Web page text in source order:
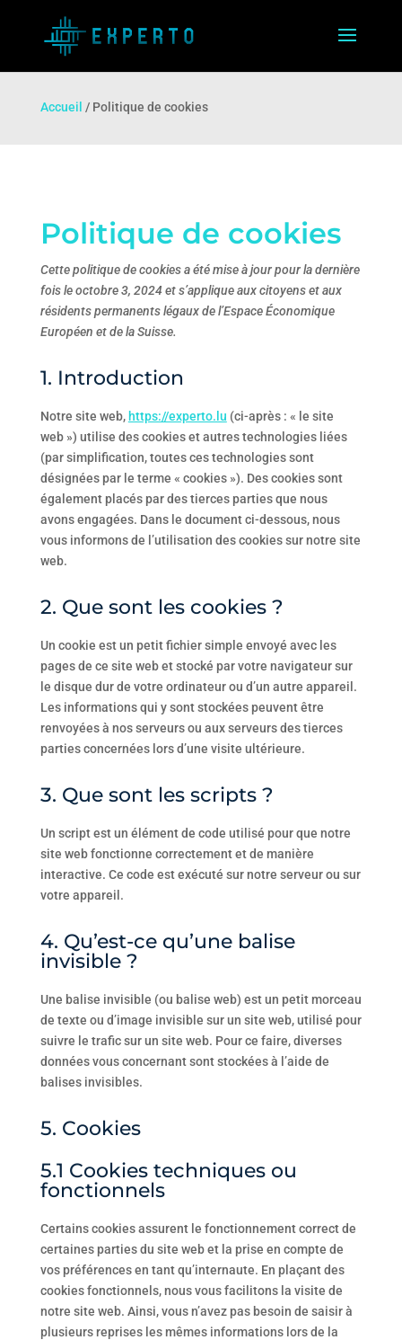
Accueil / Politique de cookies
Politique de cookies
Cette politique de cookies a été mise à jour pour la dernière
fois le octobre 3, 2024 et s’applique aux citoyens et aux
résidents permanents légaux de l’Espace Économique
Européen et de la Suisse.
1. Introduction
Notre site web, https://experto.lu (ci-après : « le site
web ») utilise des cookies et autres technologies liées
(par simplification, toutes ces technologies sont
désignées par le terme « cookies »). Des cookies sont
également placés par des tierces parties que nous
avons engagées. Dans le document ci-dessous, nous
vous informons de l’utilisation des cookies sur notre site
web.
2. Que sont les cookies ?
Un cookie est un petit fichier simple envoyé avec les
pages de ce site web et stocké par votre navigateur sur
le disque dur de votre ordinateur ou d’un autre appareil.
Les informations qui y sont stockées peuvent être
renvoyées à nos serveurs ou aux serveurs des tierces
parties concernées lors d’une visite ultérieure.
3. Que sont les scripts ?
Un script est un élément de code utilisé pour que notre
site web fonctionne correctement et de manière
interactive. Ce code est exécuté sur notre serveur ou sur
votre appareil.
4. Qu’est-ce qu’une balise
invisible ?
Une balise invisible (ou balise web) est un petit morceau
de texte ou d’image invisible sur un site web, utilisé pour
suivre le trafic sur un site web. Pour ce faire, diverses
données vous concernant sont stockées à l’aide de
balises invisibles.
5. Cookies
5.1 Cookies techniques ou
fonctionnels
Certains cookies assurent le fonctionnement correct de
certaines parties du site web et la prise en compte de
vos préférences en tant qu’internaute. En plaçant des
cookies fonctionnels, nous vous facilitons la visite de
notre site web. Ainsi, vous n’avez pas besoin de saisir à
plusieurs reprises les mêmes informations lors de la